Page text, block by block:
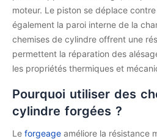
moteur. Le piston se déplace
également la paroi interne de la
chemises de cylindre offrent une
permettent la réparation des
les propriétés thermiques et
Pourquoi utiliser des
cylindre forgées ?
Le forgeage améliore la résistance